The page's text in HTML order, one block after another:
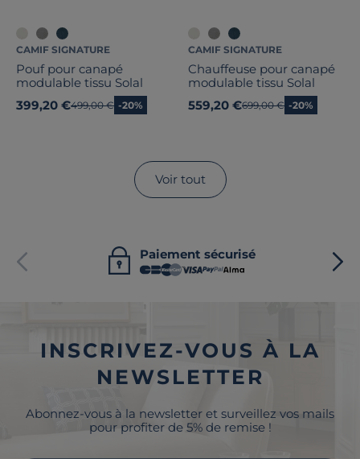
CAMIF SIGNATURE
Pouf pour canapé
modulable tissu Solal
399,20 €Ancien prix
499,00 € -20%
CAMIF SIGNATURE
Chauffeuse pour canapé
modulable tissu Solal
559,20 €Ancien prix
699,00 € -20%
Voir tout
Paiement sécurisé
INSCRIVEZ-VOUS À LA
NEWSLETTER
Abonnez-vous à la newsletter et surveillez vos mails
pour profiter de 5% de remise !